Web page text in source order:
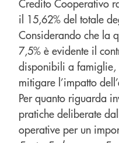
Credito Cooperativo
il 15,62% del totale
Considerando che la
7,5% è evidente il
disponibili a famiglie,
mitigare l’impatto
Per quanto riguarda
pratiche deliberate
operative per un